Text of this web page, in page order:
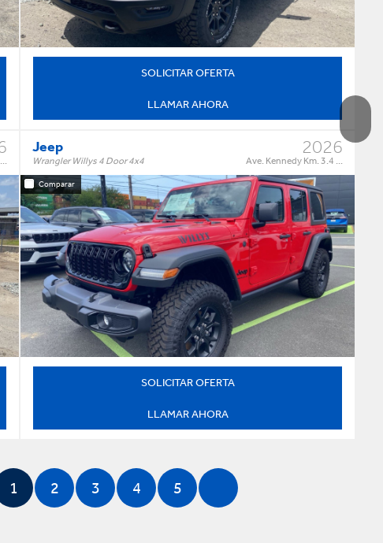
SOLICITAR OFERTA
LLAMAR AHORA
Comparar
Jeep
Wrangler Willys 4 Door 4x4
2026
Ave. Kennedy Km. 3.4 ...
Trim: Willys 4 Door 4x4
Trans: Automatic
Color: Red
Precio: $64,995†
OR BEST OFFER
SOLICITAR OFERTA
LLAMAR AHORA
1 2 3 4 5